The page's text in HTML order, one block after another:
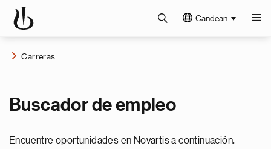
Candean
Carreras
Buscador de empleo
Encuentre oportunidades en Novartis a continuación.